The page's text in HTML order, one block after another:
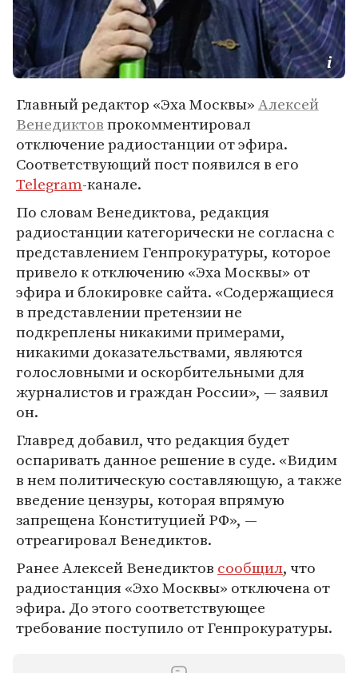
Главный редактор «Эха Москвы»Алексей
Венедиктовпрокомментировал
отключение радиостанции от эфира.
Соответствующий пост появился в его
Telegram-канале.
По словам Венедиктова, редакция
радиостанции категорически не согласна с
представлением Генпрокуратуры, которое
привело к отключению «Эха Москвы» от
эфира и блокировке сайта. «Содержащиеся
в представлении претензии не
подкреплены никакими примерами,
никакими доказательствами, являются
голословными и оскорбительными для
журналистов и граждан России», — заявил
он.
Главред добавил, что редакция будет
оспаривать данное решение в суде. «Видим
в нем политическую составляющую, а также
введение цензуры, которая впрямую
запрещена Конституцией РФ», —
отреагировал Венедиктов.
Ранее Алексей Венедиктов сообщил, что
радиостанция «Эхо Москвы» отключена от
эфира. До этого соответствующее
требование поступило от Генпрокуратуры.